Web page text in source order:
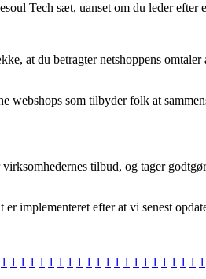
Tech sæt, uanset om du leder efter
at du betragter netshoppens
som tilbyder folk at
tilbud, og tager
implementeret efter at vi senest
1 1 1 1 1 1 1 1 1 1 1 1 1 1 1 1 1 1 1 1 1 1